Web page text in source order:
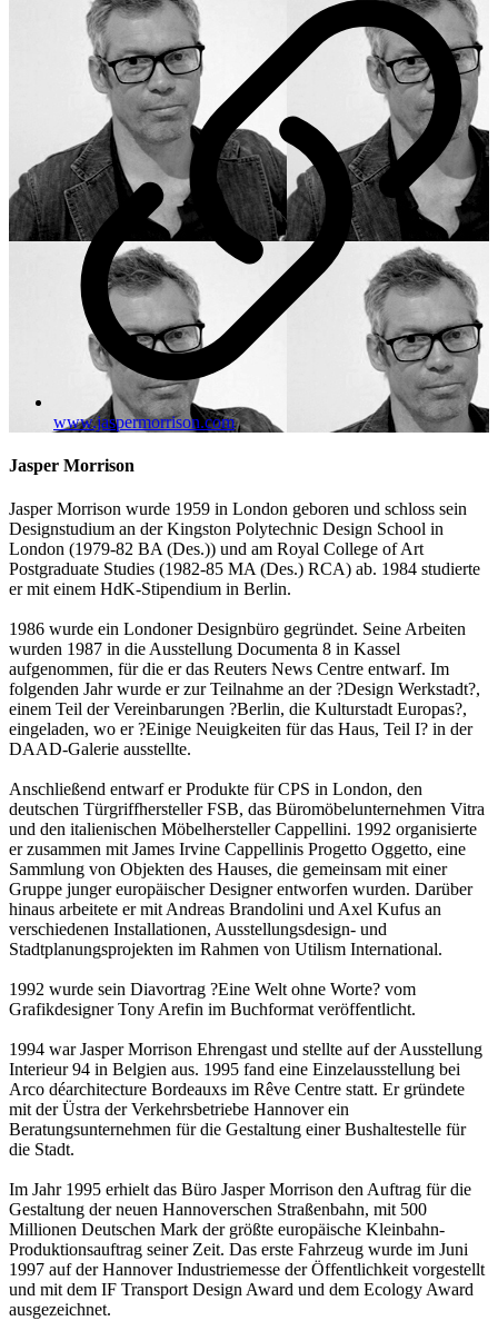
www.jaspermorrison.com
Jasper Morrison
Jasper Morrison wurde 1959 in London geboren und schloss sein
Designstudium an der Kingston Polytechnic Design School in
London (1979-82 BA (Des.)) und am Royal College of Art
Postgraduate Studies (1982-85 MA (Des.) RCA) ab. 1984 studierte
er mit einem HdK-Stipendium in Berlin.
1986 wurde ein Londoner Designbüro gegründet. Seine Arbeiten
wurden 1987 in die Ausstellung Documenta 8 in Kassel
aufgenommen, für die er das Reuters News Centre entwarf. Im
folgenden Jahr wurde er zur Teilnahme an der ?Design Werkstadt?,
einem Teil der Vereinbarungen ?Berlin, die Kulturstadt Europas?,
eingeladen, wo er ?Einige Neuigkeiten für das Haus, Teil I? in der
DAAD-Galerie ausstellte.
Anschließend entwarf er Produkte für CPS in London, den
deutschen Türgriffhersteller FSB, das Büromöbelunternehmen Vitra
und den italienischen Möbelhersteller Cappellini. 1992 organisierte
er zusammen mit James Irvine Cappellinis Progetto Oggetto, eine
Sammlung von Objekten des Hauses, die gemeinsam mit einer
Gruppe junger europäischer Designer entworfen wurden. Darüber
hinaus arbeitete er mit Andreas Brandolini und Axel Kufus an
verschiedenen Installationen, Ausstellungsdesign- und
Stadtplanungsprojekten im Rahmen von Utilism International.
1992 wurde sein Diavortrag ?Eine Welt ohne Worte? vom
Grafikdesigner Tony Arefin im Buchformat veröffentlicht.
1994 war Jasper Morrison Ehrengast und stellte auf der Ausstellung
Interieur 94 in Belgien aus. 1995 fand eine Einzelausstellung bei
Arco déarchitecture Bordeauxs im Rêve Centre statt. Er gründete
mit der Üstra der Verkehrsbetriebe Hannover ein
Beratungsunternehmen für die Gestaltung einer Bushaltestelle für
die Stadt.
Im Jahr 1995 erhielt das Büro Jasper Morrison den Auftrag für die
Gestaltung der neuen Hannoverschen Straßenbahn, mit 500
Millionen Deutschen Mark der größte europäische Kleinbahn-
Produktionsauftrag seiner Zeit. Das erste Fahrzeug wurde im Juni
1997 auf der Hannover Industriemesse der Öffentlichkeit vorgestellt
und mit dem IF Transport Design Award und dem Ecology Award
ausgezeichnet.